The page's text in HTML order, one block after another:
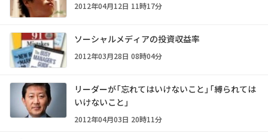
2012年04月12日 11時17分
ソーシャルメディアの投資収益率
2012年03月28日 08時04分
リーダーが「忘れてはいけないこと」「縛られては
いけないこと」
2012年04月03日 20時11分